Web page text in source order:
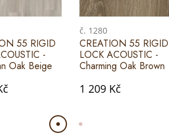
55 RIGID
-
Oak Beige
č. 1280
CREATION 55 RIGID
LOCK ACOUSTIC -
Charming Oak Brown
1 209 Kč